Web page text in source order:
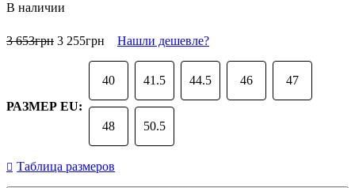
В наличии
3 653грн 3 255грн Нашли дешевле?
РАЗМЕР EU:
40 41.5 44.5 46 47
48 50.5
Таблица размеров